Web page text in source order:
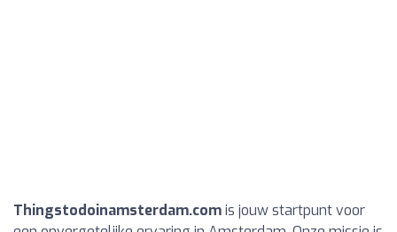
Thingstodoinamsterdam.comis jouw startpunt voor